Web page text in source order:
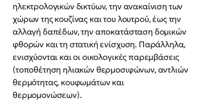
ηλεκτρολογικών δικτύων, την ανακαίνιση των
χώρων της κουζίνας και του λουτρού, έως την
αλλαγή δαπέδων, την αποκατάσταση δομικών
φθορών και τη στατική ενίσχυση. Παράλληλα,
ενισχύονται και οι οικολογικές παρεμβάσεις
(τοποθέτηση ηλιακών θερμοσιφώνων, αντλιών
θερμότητας, κουφωμάτων και
θερμομονώσεων).